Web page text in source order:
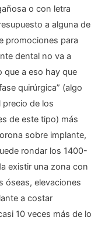
o con letra
a alguna de
promociones para
dental no va a
que a eso hay que
quirúrgica” (algo
precio de los
de este tipo) más
sobre implante,
rondar los 1400-
existir una zona con
óseas, elevaciones
a costar
10 veces más de lo